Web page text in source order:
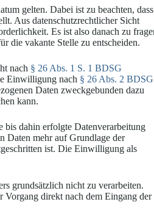
gelten. Dabei ist zu beachten, dass
Aus datenschutzrechtlicher Sicht
Es ist also danach zu
die vakante Stelle zu entscheiden.
nach § 26 Abs. 1 S. 1 BDSG
Einwilligung nach § 26 Abs. 2 BDSG
Daten zweckgebunden dazu
kann.
dahin erfolgte Datenverarbeitung
Daten mehr auf Grundlage der
ist. Die Einwilligung als
grundsätzlich nicht zu verarbeiten.
Vorgang direkt nach dem Eingang der